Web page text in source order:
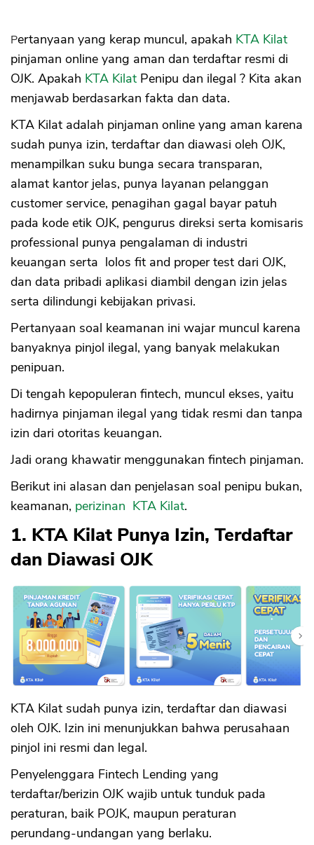
Pertanyaan yang kerap muncul, apakah KTA Kilat
pinjaman online yang aman dan terdaftar resmi di
OJK. Apakah KTA Kilat Penipu dan ilegal ? Kita akan
menjawab berdasarkan fakta dan data.
KTA Kilat adalah pinjaman online yang aman karena
sudah punya izin, terdaftar dan diawasi oleh OJK,
menampilkan suku bunga secara transparan,
alamat kantor jelas, punya layanan pelanggan
customer service, penagihan gagal bayar patuh
pada kode etik OJK, pengurus direksi serta komisaris
professional punya pengalaman di industri
keuangan serta lolos fit and proper test dari OJK,
dan data pribadi aplikasi diambil dengan izin jelas
serta dilindungi kebijakan privasi.
Pertanyaan soal keamanan ini wajar muncul karena
banyaknya pinjol ilegal, yang banyak melakukan
penipuan.
Di tengah kepopuleran fintech, muncul ekses, yaitu
hadirnya pinjaman ilegal yang tidak resmi dan tanpa
izin dari otoritas keuangan.
Jadi orang khawatir menggunakan fintech pinjaman.
Berikut ini alasan dan penjelasan soal penipu bukan,
keamanan, perizinan KTA Kilat.
1. KTA Kilat Punya Izin, Terdaftar
dan Diawasi OJK
KTA Kilat sudah punya izin, terdaftar dan diawasi
oleh OJK. Izin ini menunjukkan bahwa perusahaan
pinjol ini resmi dan legal.
Penyelenggara Fintech Lending yang
terdaftar/berizin OJK wajib untuk tunduk pada
peraturan, baik POJK, maupun peraturan
perundang-undangan yang berlaku.